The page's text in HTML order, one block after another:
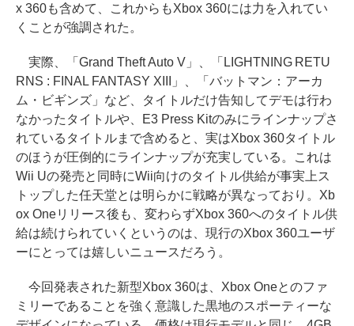
x 360も含めて、これからもXbox 360には力を入れてい
くことが強調された。
実際、「Grand Theft Auto V」、「LIGHTNING RETU
RNS : FINAL FANTASY XIII」、「バットマン：アーカ
ム・ビギンズ」など、タイトルだけ告知してデモは行わ
なかったタイトルや、E3 Press Kitのみにラインナップさ
れているタイトルまで含めると、実はXbox 360タイトル
のほうが圧倒的にラインナップが充実している。これは
Wii Uの発売と同時にWii向けのタイトル供給が事実上ス
トップした任天堂とは明らかに戦略が異なっており。Xb
ox Oneリリース後も、変わらずXbox 360へのタイトル供
給は続けられていくというのは、現行のXbox 360ユーザ
ーにとっては嬉しいニュースだろう。
今回発表された新型Xbox 360は、Xbox Oneとのファ
ミリーであることを強く意識した黒地のスポーティーな